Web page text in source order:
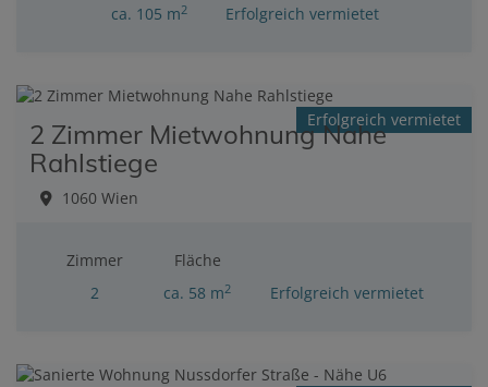
ca. 105 m2 Erfolgreich vermietet
Erfolgreich vermietet
2 Zimmer Mietwohnung Nahe
Rahlstiege
1060 Wien
Zimmer
2
Fläche
ca. 58 m2 Erfolgreich vermietet